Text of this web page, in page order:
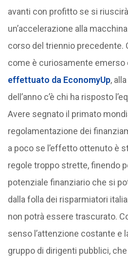
avanti con profitto se si
un’accelerazione alla
corso del triennio precedente.
come è curiosamente emerso
effettuato da EconomyUp,
dell’anno c’è chi ha risposto
Avere segnato il primato
regolamentazione dei
a poco se l’effetto ottenuto è
regole troppo strette, finendo
potenziale finanziario che si
dalla folla dei risparmiatori
non potrà essere trascurato.
senso l’attenzione costante e
gruppo di dirigenti pubblici,